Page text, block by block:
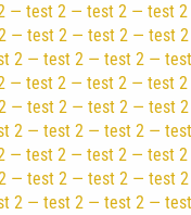
test 2 — test 2 — test
— test 2 — test 2 — test
— test 2 — test 2 —
test 2 — test 2 — test
— test 2 — test 2 — test
— test 2 — test 2 —
test 2 — test 2 — test
— test 2 — test 2 — test
— test 2 — test 2 —